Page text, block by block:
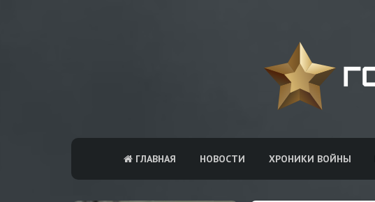
ГЛАВНАЯ НОВОСТИ ХРОНИКИ ВОЙНЫ